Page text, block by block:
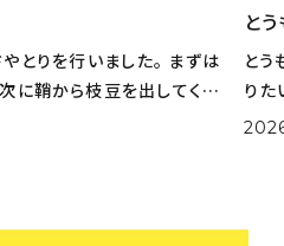
とりを行いました。 まずは
に鞘から枝豆を出してくれ
一生懸命取り出してくれま
と
とう
りた
実際